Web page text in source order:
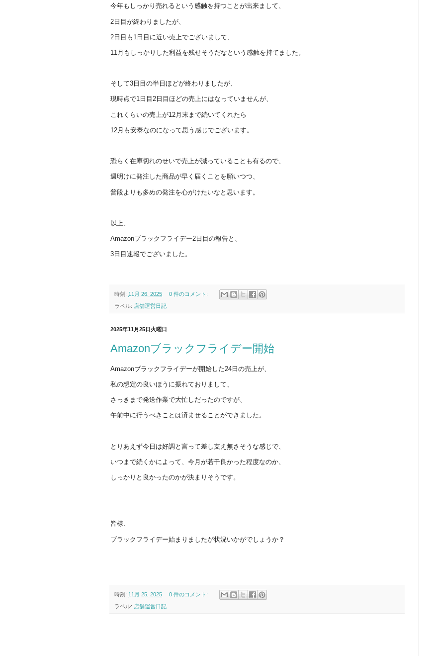
今年もしっかり売れるという感触を持つことが出来まして、
2日目が終わりましたが、
2日目も1日目に近い売上でございまして、
11月もしっかりした利益を残せそうだなという感触を持てました。
そして3日目の半日ほどが終わりましたが、
現時点で1日目2日目ほどの売上にはなっていませんが、
これくらいの売上が12月末まで続いてくれたら
12月も安泰なのになって思う感じでございます。
恐らく在庫切れのせいで売上が減っていることも有るので、
週明けに発注した商品が早く届くことを願いつつ、
普段よりも多めの発注を心がけたいなと思います。
以上、
Amazonブラックフライデー2日目の報告と、
3日目速報でございました。
時刻: 11月 26, 2025 0 件のコメント:
ラベル: 店舗運営日記
2025年11月25日火曜日
Amazonブラックフライデー開始
Amazonブラックフライデーが開始した24日の売上が、
私の想定の良いほうに振れておりまして、
さっきまで発送作業で大忙しだったのですが、
午前中に行うべきことは済ませることができました。
とりあえず今日は好調と言って差し支え無さそうな感じで、
いつまで続くかによって、今月が若干良かった程度なのか、
しっかりと良かったのかが決まりそうです。
皆様、
ブラックフライデー始まりましたが状況いかがでしょうか？
時刻: 11月 25, 2025 0 件のコメント:
ラベル: 店舗運営日記